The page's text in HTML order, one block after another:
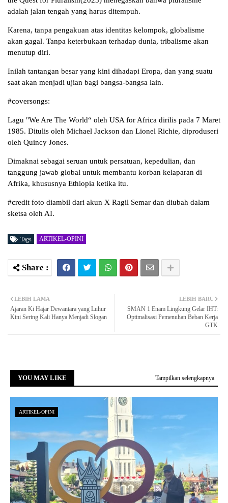
adalah jalan tengah yang harus ditempuh.
Karena, tanpa pengakuan atas identitas kelompok, globalisme
akan gagal. Tanpa keterbukaan terhadap dunia, tribalisme akan
menutup diri.
Inilah tantangan besar yang kini dihadapi Eropa, dan yang suatu
saat akan menjadi ujian bagi bangsa-bangsa lain.
#coversongs:
Lagu "We Are The World“ oleh USA for Africa dirilis pada 7 Maret
1985. Ditulis oleh Michael Jackson dan Lionel Richie, diproduseri
oleh Quincy Jones.
Dimaknai sebagai seruan untuk persatuan, kepedulian, dan
tanggung jawab global untuk membantu korban kelaparan di
Afrika, khususnya Ethiopia ketika itu.
#credit foto diambil dari akun X Ragil Semar dan diubah dalam
sketsa oleh AI.
Tags ARTIKEL-OPINI
LEBIH BARU
SMAN 1 Enam Lingkung Gelar IHT:
Optimalisasi Pemenuhan Beban Kerja
GTK
LEBIH LAMA
Ajaran Ki Hajar Dewantara yang Luhur
Kini Sering Kali Hanya Menjadi Slogan
YOU MAY LIKE Tampilkan selengkapnya
ARTIKEL-OPINI